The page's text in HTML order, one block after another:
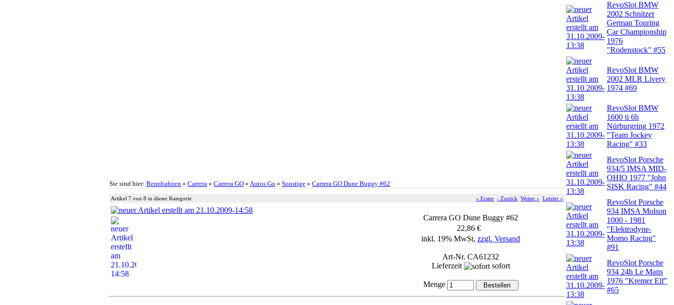
Sie sind hier: Rennbahnen » Carrera » Carrera GO » Autos Go » Sonstige » Carrera GO Dune Buggy #62
Artikel 7 von 8 in dieser Kategorie « Erster ‹ Zurück Weiter » Letzter »
Carrera GO Dune Buggy #62
22,86 €
inkl. 19% MwSt, zzgl. Versand
Art-Nr. CA61232
Lieferzeit
sofort
Menge
RevoSlot BMW
2002 Schnitzer
German Touring
Car Championship
1976
"Rodenstock" #55
RevoSlot BMW
2002 MLR Livery
1974 #69
RevoSlot BMW
1600 ti 6h
Nürburgring 1972
"Team Jockey
Racing" #33
RevoSlot Porsche
934/5 IMSA MID-
OHIO 1977 "John
SISK Racing" #44
RevoSlot Porsche
934 IMSA Molson
1000 - 1981
"Elektrodyne-
Momo Racing"
#91
RevoSlot Porsche
934 24h Le Mans
1976 "Kremer Elf"
#65